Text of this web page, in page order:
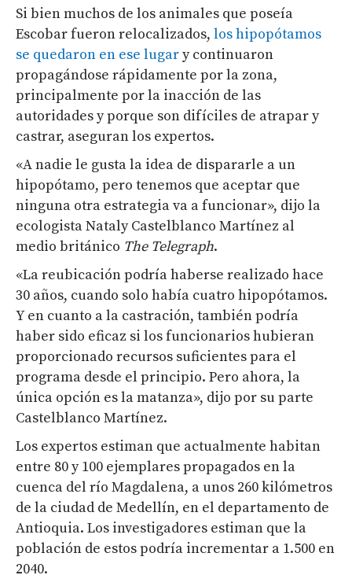
Si bien muchos de los animales que poseía
Escobar fueron relocalizados, los hipopótamos
se quedaron en ese lugary continuaron
propagándose rápidamente por la zona,
principalmente por la inacción de las
autoridades y porque son difíciles de atrapar y
castrar, aseguran los expertos.
«A nadie le gusta la idea de dispararle a un
hipopótamo, pero tenemos que aceptar que
ninguna otra estrategia va a funcionar», dijo la
ecologista Nataly Castelblanco Martínez al
medio británico The Telegraph.
«La reubicación podría haberse realizado hace
30 años, cuando solo había cuatro hipopótamos.
Y en cuanto a la castración, también podría
haber sido eficaz si los funcionarios hubieran
proporcionado recursos suficientes para el
programa desde el principio. Pero ahora, la
única opción es la matanza», dijo por su parte
Castelblanco Martínez.
Los expertos estiman que actualmente habitan
entre 80 y 100 ejemplares propagados en la
cuenca del río Magdalena, a unos 260 kilómetros
de la ciudad de Medellín, en el departamento de
Antioquia. Los investigadores estiman que la
población de estos podría incrementar a 1.500 en
2040.